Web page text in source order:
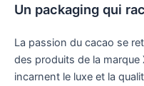
Un packaging qui
La passion du cacao se
des produits de la marque
incarnent le luxe et la